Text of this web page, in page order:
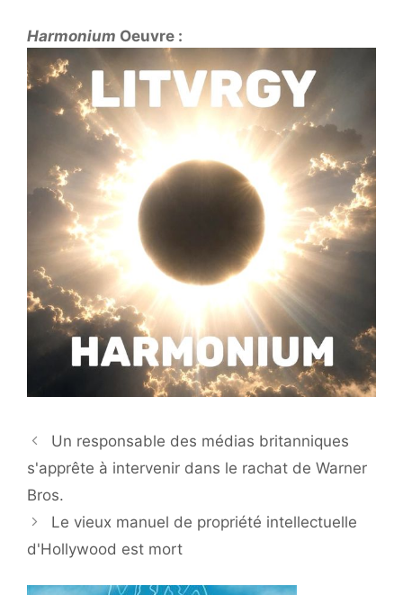
Harmonium Oeuvre :
Un responsable des médias britanniques
s'apprête à intervenir dans le rachat de Warner
Bros.
Le vieux manuel de propriété intellectuelle
d'Hollywood est mort